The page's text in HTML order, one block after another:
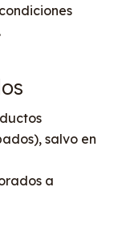
salvo en
a